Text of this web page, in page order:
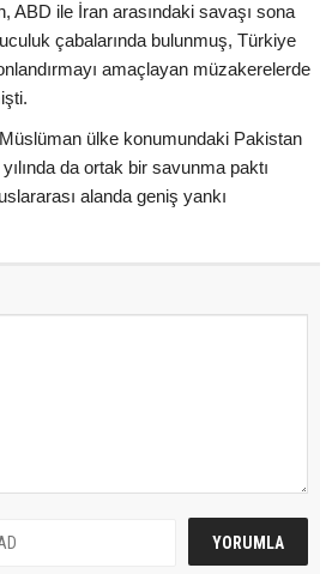
ABD ile İran arasındaki savaşı sona
çabalarında bulunmuş, Türkiye
amaçlayan müzakerelerde
ülke konumundaki Pakistan
da ortak bir savunma paktı
alanda geniş yankı